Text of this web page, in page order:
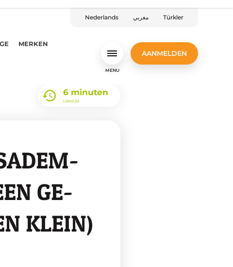
Nederlands مغربي Türkler
MERKEN
MENU
AANMELDEN
6 minuten
Leestijd
GE­
KLEIN)